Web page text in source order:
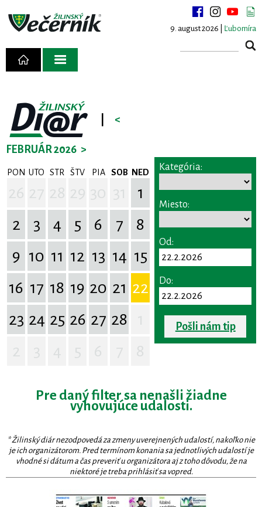
9. august 2026 | Ľubomíra
<
FEBRUÁR 2026 >
PON UTO STR ŠTV PIA SOB NED
1
2
3 4 5 6 7
8
9 10 11 12 13 14 15
16 17 18 19 20 21 22
23 24 25 26 27 28
Kategória:
Miesto:
Od:
Do:
Pošli nám tip
Pre daný filter sa nenašli žiadne
vyhovujúce udalosti.
* Žilinský diár nezodpovedá za zmeny uverejnených udalostí, nakoľko nie
je ich organizátorom. Pred termínom konania sa jednotlivých udalostí je
vhodné si dátum a čas preveriť u organizátora aj z toho dôvodu, že na
niektoré je treba prihlásiť sa vopred.